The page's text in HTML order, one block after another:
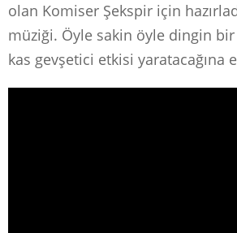
olan Komiser Şekspir için
müziği. Öyle sakin öyle dingin
kas gevşetici etkisi yaratacağına